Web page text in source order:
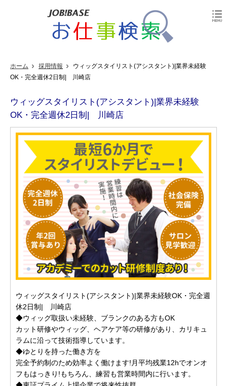
ホーム 採用情報
ウィッグスタイリスト(アシスタント)|業界未経験
OK・完全週休2日制| 川崎店
ウィッグスタイリスト(アシスタント)|業界未経験
OK・完全週休2日制| 川崎店
ウィッグスタイリスト(アシスタント)|業界未経験OK・完全週
休2日制| 川崎店
◆ウィッグ取扱い未経験、ブランクのある方もOK
カット研修やウィッグ、ヘアケア等の研修があり、カリキュ
ラムに沿って技術指導しています。
◆ゆとりを持った働き方を
完全予約制のため効率よく働けます!月平均残業12hでオンオ
フもはっきり!もちろん、練習も営業時間内に行います。